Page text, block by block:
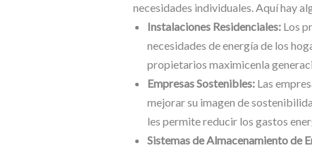
necesidades individuales. Aquí hay
Instalaciones Residenciales:Los
necesidades de energía de los
propietarios maximicenla
Empresas Sostenibles:Las
mejorar su imagen de
les permite reducir los gastos
Sistemas de Almacenamiento de